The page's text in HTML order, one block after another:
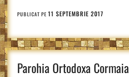
PUBLICAT PE 11 SEPTEMBRIE 2017
Parohia Ortodoxa Cormaia